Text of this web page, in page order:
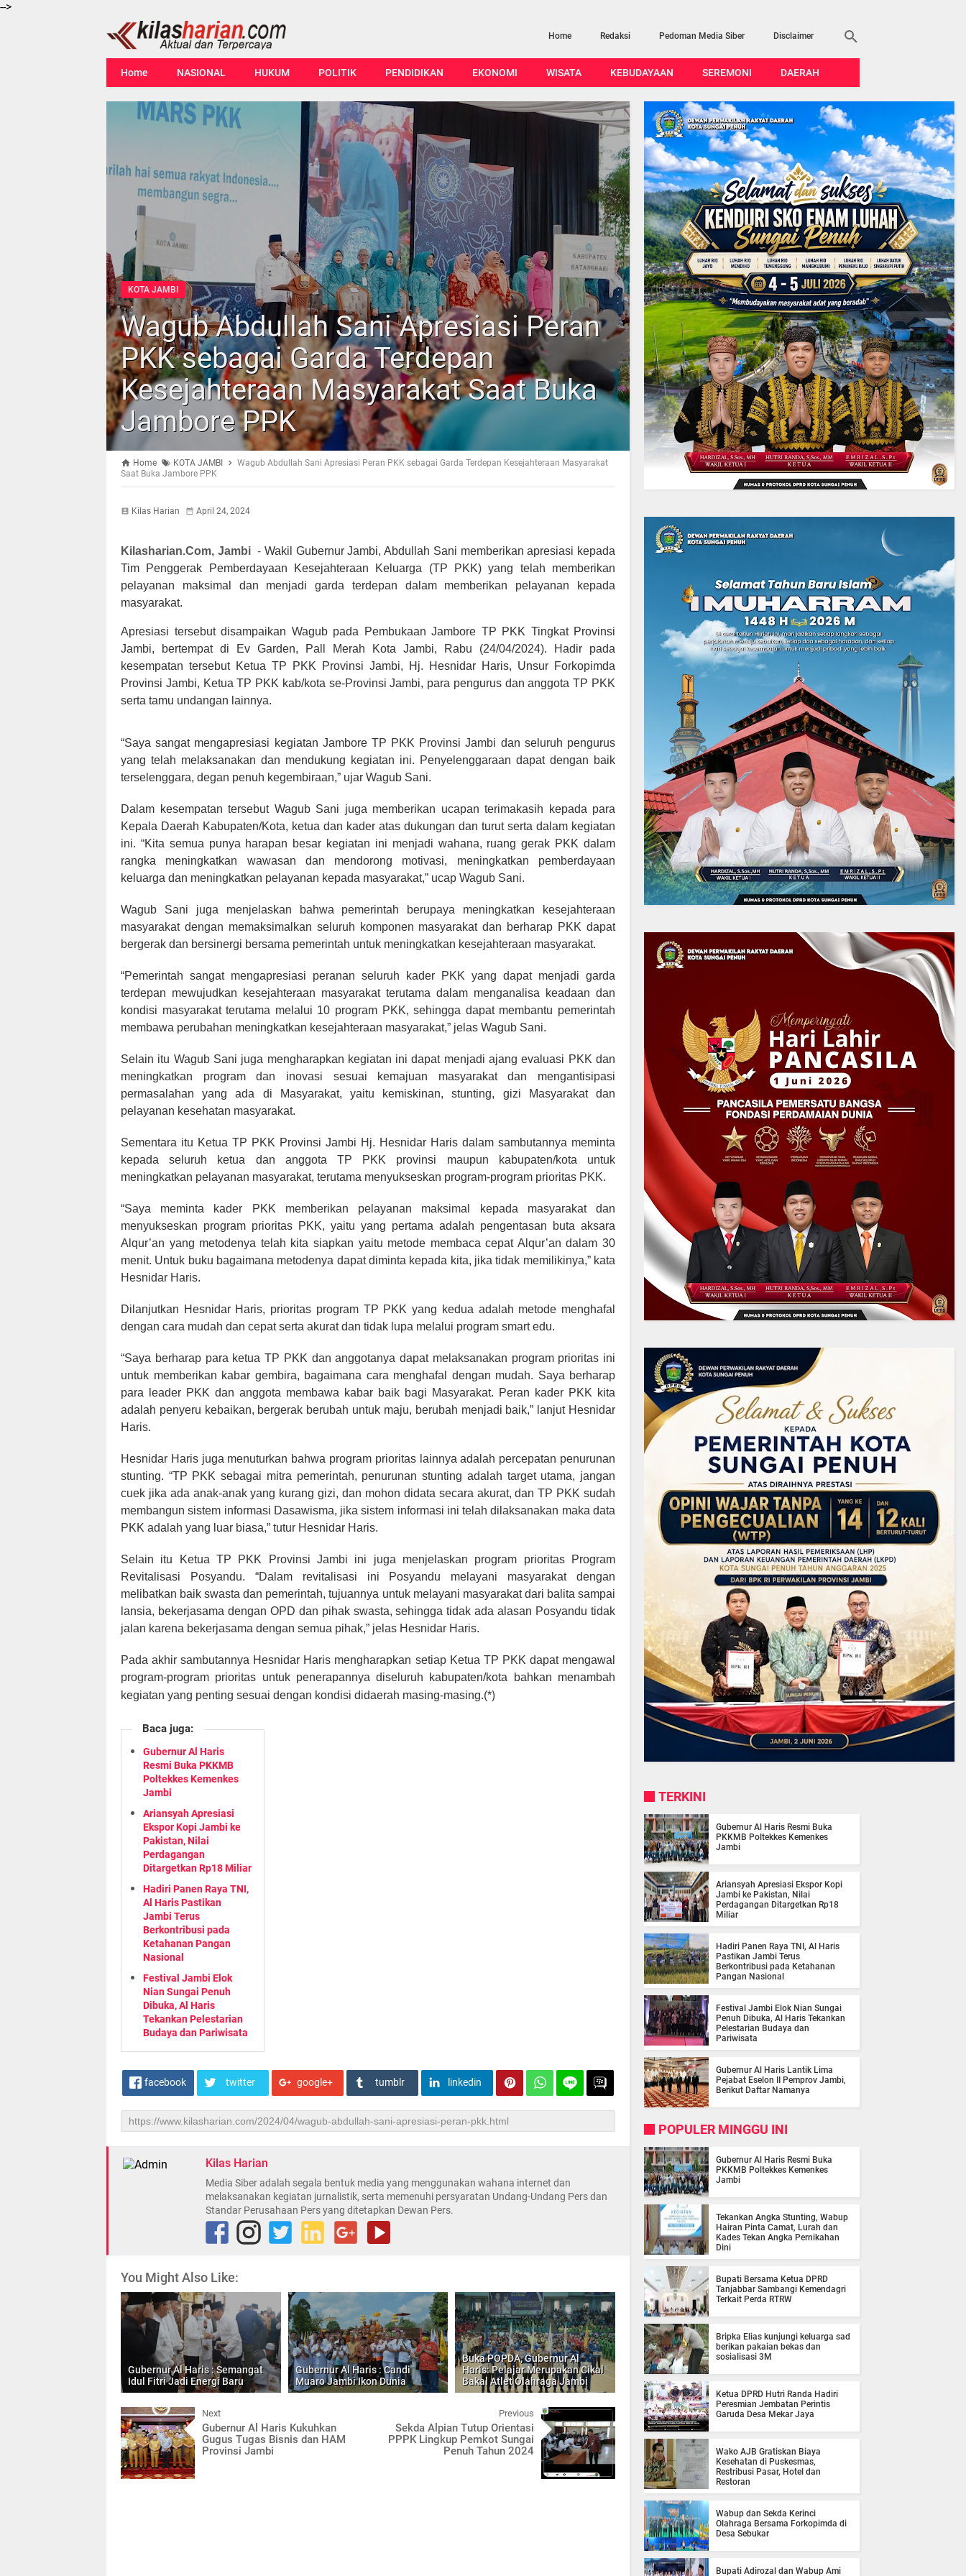
-->
Home Redaksi Pedoman Media Siber Disclaimer
Home NASIONAL HUKUM POLITIK PENDIDIKAN EKONOMI WISATA KEBUDAYAAN SEREMONI DAERAH
KOTA JAMBI
Wagub Abdullah Sani Apresiasi Peran
PKK sebagai Garda Terdepan
Kesejahteraan Masyarakat Saat Buka
Jambore PPK
Home KOTA JAMBI
Wagub Abdullah Sani Apresiasi Peran PKK sebagai Garda Terdepan Kesejahteraan Masyarakat
Saat Buka Jambore PPK
Kilas Harian April 24, 2024
Kilasharian.Com, Jambi- Wakil Gubernur Jambi, Abdullah Sani memberikan apresiasi kepada
Tim Penggerak Pemberdayaan Kesejahteraan Keluarga (TP PKK) yang telah memberikan
pelayanan maksimal dan menjadi garda terdepan dalam memberikan pelayanan kepada
masyarakat.
Apresiasi tersebut disampaikan Wagub pada Pembukaan Jambore TP PKK Tingkat Provinsi
Jambi, bertempat di Ev Garden, Pall Merah Kota Jambi, Rabu (24/04/2024). Hadir pada
kesempatan tersebut Ketua TP PKK Provinsi Jambi, Hj. Hesnidar Haris, Unsur Forkopimda
Provinsi Jambi, Ketua TP PKK kab/kota se-Provinsi Jambi, para pengurus dan anggota TP PKK
serta tamu undangan lainnya.
“Saya sangat mengapresiasi kegiatan Jambore TP PKK Provinsi Jambi dan seluruh pengurus
yang telah melaksanakan dan mendukung kegiatan ini. Penyelenggaraan dapat dengan baik
terselenggara, degan penuh kegembiraan,” ujar Wagub Sani.
Dalam kesempatan tersebut Wagub Sani juga memberikan ucapan terimakasih kepada para
Kepala Daerah Kabupaten/Kota, ketua dan kader atas dukungan dan turut serta dalam kegiatan
ini. “Kita semua punya harapan besar kegiatan ini menjadi wahana, ruang gerak PKK dalam
rangka meningkatkan wawasan dan mendorong motivasi, meningkatkan pemberdayaan
keluarga dan meningkatkan pelayanan kepada masyarakat,” ucap Wagub Sani.
Wagub Sani juga menjelaskan bahwa pemerintah berupaya meningkatkan kesejahteraan
masyarakat dengan memaksimalkan seluruh komponen masyarakat dan berharap PKK dapat
bergerak dan bersinergi bersama pemerintah untuk meningkatkan kesejahteraan masyarakat.
“Pemerintah sangat mengapresiasi peranan seluruh kader PKK yang dapat menjadi garda
terdepan mewujudkan kesejahteraan masyarakat terutama dalam menganalisa keadaan dan
kondisi masyarakat terutama melalui 10 program PKK, sehingga dapat membantu pemerintah
membawa perubahan meningkatkan kesejahteraan masyarakat,” jelas Wagub Sani.
Selain itu Wagub Sani juga mengharapkan kegiatan ini dapat menjadi ajang evaluasi PKK dan
meningkatkan program dan inovasi sesuai kemajuan masyarakat dan mengantisipasi
permasalahan yang ada di Masyarakat, yaitu kemiskinan, stunting, gizi Masyarakat dan
pelayanan kesehatan masyarakat.
Sementara itu Ketua TP PKK Provinsi Jambi Hj. Hesnidar Haris dalam sambutannya meminta
kepada seluruh ketua dan anggota TP PKK provinsi maupun kabupaten/kota untuk
meningkatkan pelayanan masyarakat, terutama menyukseskan program-program prioritas PKK.
“Saya meminta kader PKK memberikan pelayanan maksimal kepada masyarakat dan
menyukseskan program prioritas PKK, yaitu yang pertama adalah pengentasan buta aksara
Alqur’an yang metodenya telah kita siapkan yaitu metode membaca cepat Alqur’an dalam 30
menit. Untuk buku bagaimana metodenya dapat diminta kepada kita, jika tidak memilikinya,” kata
Hesnidar Haris.
Dilanjutkan Hesnidar Haris, prioritas program TP PKK yang kedua adalah metode menghafal
dengan cara mudah dan cepat serta akurat dan tidak lupa melalui program smart edu.
“Saya berharap para ketua TP PKK dan anggotanya dapat melaksanakan program prioritas ini
untuk memberikan kabar gembira, bagaimana cara menghafal dengan mudah. Saya berharap
para leader PKK dan anggota membawa kabar baik bagi Masyarakat. Peran kader PKK kita
adalah penyeru kebaikan, bergerak berubah untuk maju, berubah menjadi baik,” lanjut Hesnidar
Haris.
Hesnidar Haris juga menuturkan bahwa program prioritas lainnya adalah percepatan penurunan
stunting. “TP PKK sebagai mitra pemerintah, penurunan stunting adalah target utama, jangan
cuek jika ada anak-anak yang kurang gizi, dan mohon didata secara akurat, dan TP PKK sudah
membangun sistem informasi Dasawisma, jika sistem informasi ini telah dilaksanakan maka data
PKK adalah yang luar biasa,” tutur Hesnidar Haris.
Selain itu Ketua TP PKK Provinsi Jambi ini juga menjelaskan program prioritas Program
Revitalisasi Posyandu. “Dalam revitalisasi ini Posyandu melayani masyarakat dengan
melibatkan baik swasta dan pemerintah, tujuannya untuk melayani masyarakat dari balita sampai
lansia, bekerjasama dengan OPD dan pihak swasta, sehingga tidak ada alasan Posyandu tidak
jalan karena bekerjasama dengan semua pihak,” jelas Hesnidar Haris.
Pada akhir sambutannya Hesnidar Haris mengharapkan setiap Ketua TP PKK dapat mengawal
program-program prioritas untuk penerapannya diseluruh kabupaten/kota bahkan menambah
kegiatan yang penting sesuai dengan kondisi didaerah masing-masing.(*)
Baca juga:
Gubernur Al Haris
Resmi Buka PKKMB
Poltekkes Kemenkes
Jambi
Ariansyah Apresiasi
Ekspor Kopi Jambi ke
Pakistan, Nilai
Perdagangan
Ditargetkan Rp18 Miliar
Hadiri Panen Raya TNI,
Al Haris Pastikan
Jambi Terus
Berkontribusi pada
Ketahanan Pangan
Nasional
Festival Jambi Elok
Nian Sungai Penuh
Dibuka, Al Haris
Tekankan Pelestarian
Budaya dan Pariwisata
facebook twitter google+ tumblr linkedin
Kilas Harian
Media Siber adalah segala bentuk media yang menggunakan wahana internet dan
melaksanakan kegiatan jurnalistik, serta memenuhi persyaratan Undang-Undang Pers dan
Standar Perusahaan Pers yang ditetapkan Dewan Pers.
You Might Also Like:
Gubernur Al Haris : Semangat
Idul Fitri Jadi Energi Baru
Gubernur Al Haris : Candi
Muaro Jambi Ikon Dunia
Buka POPDA, Gubernur Al
Haris: Pelajar Merupakan Cikal
Bakal Atlet Olahraga Jambi
Next
Gubernur Al Haris Kukuhkan
Gugus Tugas Bisnis dan HAM
Provinsi Jambi
Previous
Sekda Alpian Tutup Orientasi
PPPK Lingkup Pemkot Sungai
Penuh Tahun 2024
TERKINI
Gubernur Al Haris Resmi Buka
PKKMB Poltekkes Kemenkes
Jambi
Ariansyah Apresiasi Ekspor Kopi
Jambi ke Pakistan, Nilai
Perdagangan Ditargetkan Rp18
Miliar
Hadiri Panen Raya TNI, Al Haris
Pastikan Jambi Terus
Berkontribusi pada Ketahanan
Pangan Nasional
Festival Jambi Elok Nian Sungai
Penuh Dibuka, Al Haris Tekankan
Pelestarian Budaya dan
Pariwisata
Gubernur Al Haris Lantik Lima
Pejabat Eselon II Pemprov Jambi,
Berikut Daftar Namanya
POPULER MINGGU INI
Gubernur Al Haris Resmi Buka
PKKMB Poltekkes Kemenkes
Jambi
Tekankan Angka Stunting, Wabup
Hairan Pinta Camat, Lurah dan
Kades Tekan Angka Pernikahan
Dini
Bupati Bersama Ketua DPRD
Tanjabbar Sambangi Kemendagri
Terkait Perda RTRW
Bripka Elias kunjungi keluarga sad
berikan pakaian bekas dan
sosialisasi 3M
Ketua DPRD Hutri Randa Hadiri
Peresmian Jembatan Perintis
Garuda Desa Mekar Jaya
Wako AJB Gratiskan Biaya
Kesehatan di Puskesmas,
Restribusi Pasar, Hotel dan
Restoran
Wabup dan Sekda Kerinci
Olahraga Bersama Forkopimda di
Desa Sebukar
Bupati Adirozal dan Wabup Ami